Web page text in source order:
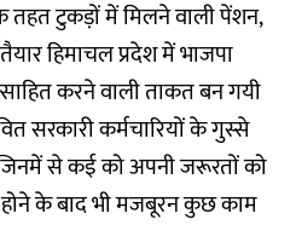
टुकड़ों में मिलने वाली पेंशन,
हिमाचल प्रदेश में भाजपा
करने वाली ताकत बन गयी
सरकारी कर्मचारियों के गुस्से
से कई को अपनी जरूरतों को
के बाद भी मजबूरन कुछ काम